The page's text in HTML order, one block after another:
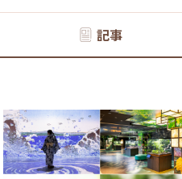
記事